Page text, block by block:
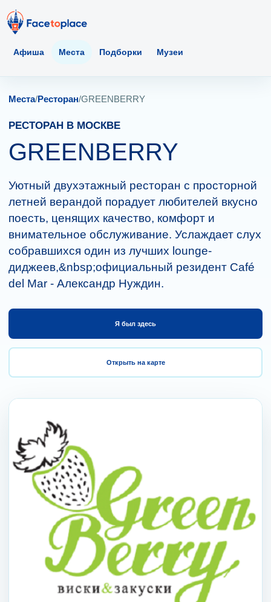
Афиша Места Подборки Музеи
Места/Ресторан/GREENBERRY
РЕСТОРАН В МОСКВЕ
GREENBERRY
Уютный двухэтажный ресторан с просторной
летней верандой порадует любителей вкусно
поесть, ценящих качество, комфорт и
внимательное обслуживание. Услаждает слух
собравшихся один из лучших lounge-
диджеев,&nbsp;официальный резидент Café
del Mar - Александр Нуждин.
Я был здесь
Открыть на карте